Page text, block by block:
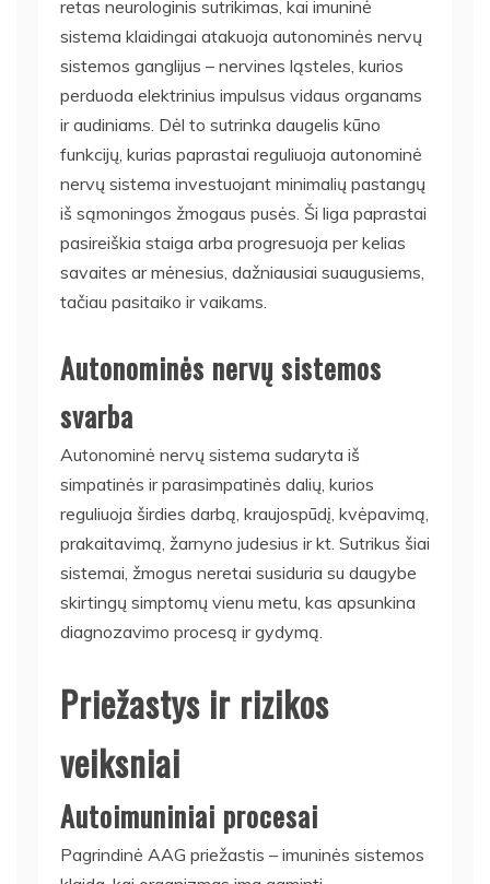
retas neurologinis sutrikimas, kai imuninė
sistema klaidingai atakuoja autonominės nervų
sistemos ganglijus – nervines ląsteles, kurios
perduoda elektrinius impulsus vidaus organams
ir audiniams. Dėl to sutrinka daugelis kūno
funkcijų, kurias paprastai reguliuoja autonominė
nervų sistema investuojant minimalių pastangų
iš sąmoningos žmogaus pusės. Ši liga paprastai
pasireiškia staiga arba progresuoja per kelias
savaites ar mėnesius, dažniausiai suaugusiems,
tačiau pasitaiko ir vaikams.
Autonominės nervų sistemos
svarba
Autonominė nervų sistema sudaryta iš
simpatinės ir parasimpatinės dalių, kurios
reguliuoja širdies darbą, kraujospūdį, kvėpavimą,
prakaitavimą, žarnyno judesius ir kt. Sutrikus šiai
sistemai, žmogus neretai susiduria su daugybe
skirtingų simptomų vienu metu, kas apsunkina
diagnozavimo procesą ir gydymą.
Priežastys ir rizikos
veiksniai
Autoimuniniai procesai
Pagrindinė AAG priežastis – imuninės sistemos